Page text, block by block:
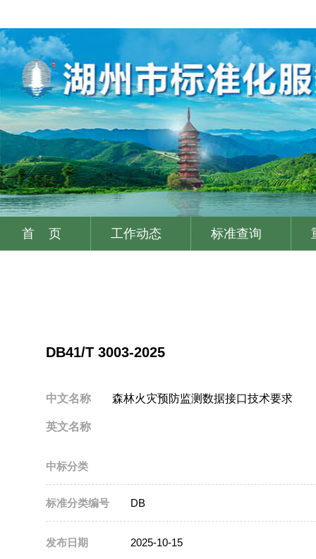
首 页 工作动态 标准查询
DB41/T 3003-2025
中文名称 森林火灾预防监测数据接口技术要求
英文名称
中标分类
标准分类编号 DB
发布日期 2025-10-15